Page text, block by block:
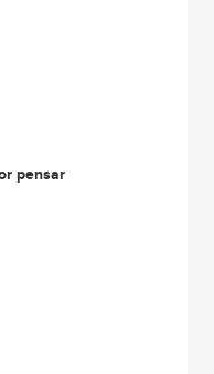
pensar